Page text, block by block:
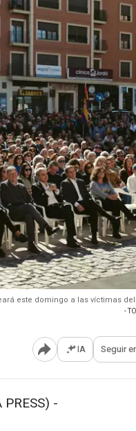
este domingo a las víctimas
-
Abrir opciones
IA Seguir
-